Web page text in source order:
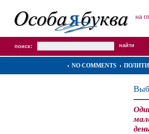
на
поиск:
NO COMMENTS